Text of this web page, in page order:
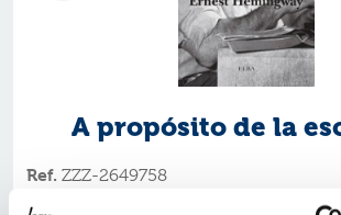
A propósito de la
Ref. ZZZ-2649758